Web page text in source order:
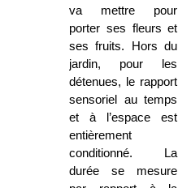
va mettre pour
porter ses fleurs et
ses fruits. Hors du
jardin, pour les
détenues, le rapport
sensoriel au temps
et à l’espace est
entièrement
conditionné. La
durée se mesure